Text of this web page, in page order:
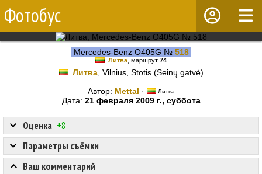
Фотобус
Mercedes-Benz O405G № 518
Литва , маршрут 74
Литва, Vilnius, Stotis (Seinų gatvė)
Автор: Mettal · Литва
Дата: 21 февраля 2009 г., суббота
Оценка +8
Параметры съёмки
Ваш комментарий